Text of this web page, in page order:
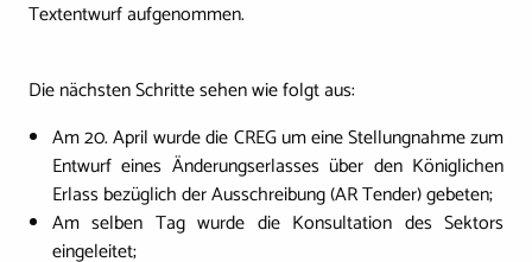
Textentwurf aufgenommen.
Die nächsten Schritte sehen wie folgt aus:
Am 20. April wurde die CREG um eine Stellungnahme zum
Entwurf eines Änderungserlasses über den Königlichen
Erlass bezüglich der Ausschreibung (AR Tender) gebeten;
Am selben Tag wurde die Konsultation des Sektors
eingeleitet;